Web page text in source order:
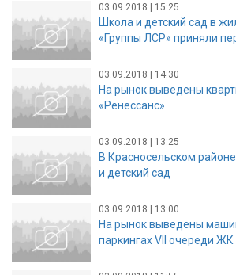
03.09.2018 | 15:25
Школа и детский сад в
«Группы ЛСР» приняли
03.09.2018 | 14:30
На рынок выведены
«Ренессанс»
03.09.2018 | 13:25
В Красносельском
и детский сад
03.09.2018 | 13:00
На рынок выведены
паркингах VII очереди ЖК